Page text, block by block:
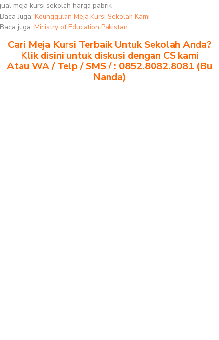
jual meja kursi sekolah harga pabrik
Baca Juga: Keunggulan Meja Kursi Sekolah Kami
Baca juga: Ministry of Education Pakistan
Cari Meja Kursi Terbaik Untuk Sekolah Anda?
Klik disini untuk diskusi dengan CS kami
Atau WA / Telp / SMS / : 0852.8082.8081 (Bu
Nanda)